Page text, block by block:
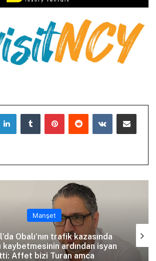
LinkedInTumblr PinterestReddit VKontakteE-Posta ile paylaş
Manşet
Obalı’nın trafik kazasında
kaybetmesinin ardından isyan
Affet bizi Turan amca